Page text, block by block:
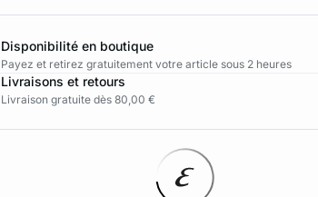
Disponibilité en boutique
Payez et retirez gratuitement votre article sous 2 heures
Livraisons et retours
Livraison gratuite dès 80,00 €